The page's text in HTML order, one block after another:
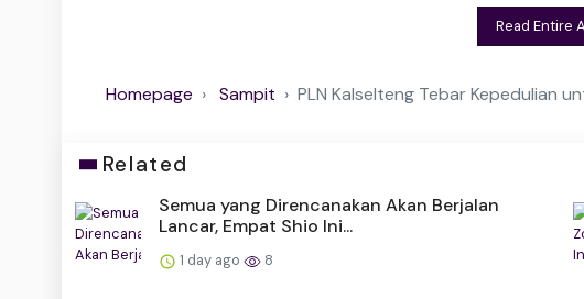
Read Entire
Homepage Sampit PLN Kalselteng Tebar Kepedulian
Related
Semua yang Direncanakan Akan Berjalan
Lancar, Empat Shio Ini...
1 day ago 8